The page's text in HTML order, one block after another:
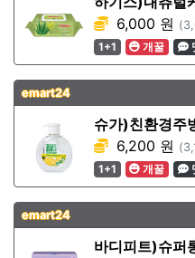
6,000 원
1+1
개꿀
emart24
슈가)친환경주
6,200 원
1+1
개꿀
emart24
바디피트)슈퍼